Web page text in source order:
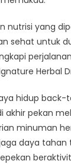
nutrisi yang
sehat untuk
Herbal
hidup
akhir pekan
minuman
daya